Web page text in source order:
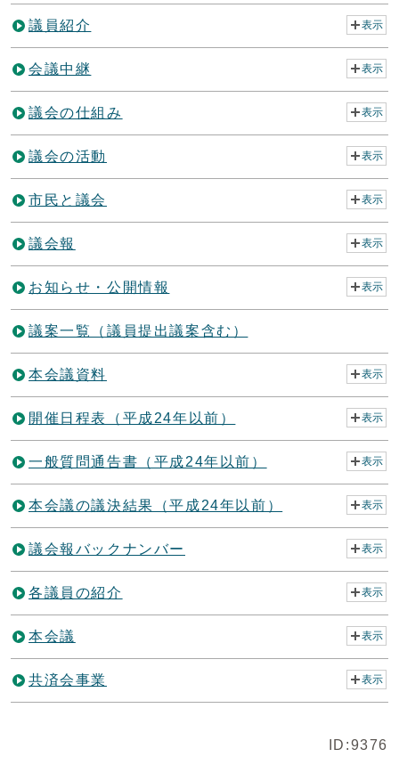
議員紹介 表示
会議中継 表示
議会の仕組み 表示
議会の活動 表示
市民と議会 表示
議会報 表示
お知らせ・公開情報 表示
議案一覧（議員提出議案含む）
本会議資料 表示
開催日程表（平成24年以前） 表示
一般質問通告書（平成24年以前） 表示
本会議の議決結果（平成24年以前） 表示
議会報バックナンバー 表示
各議員の紹介 表示
本会議 表示
共済会事業 表示
ID:9376